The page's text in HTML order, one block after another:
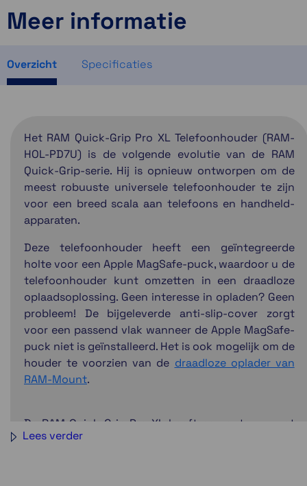
Meer informatie
Overzicht Specificaties
Het RAM Quick-Grip Pro XL Telefoonhouder (RAM-
HOL-PD7U) is de volgende evolutie van de RAM
Quick-Grip-serie. Hij is opnieuw ontworpen om de
meest robuuste universele telefoonhouder te zijn
voor een breed scala aan telefoons en handheld-
apparaten.
Deze telefoonhouder heeft een geïntegreerde
holte voor een Apple MagSafe-puck, waardoor u de
telefoonhouder kunt omzetten in een draadloze
oplaadsoplossing. Geen interesse in opladen? Geen
probleem! De bijgeleverde anti-slip-cover zorgt
voor een passend vlak wanneer de Apple MagSafe-
puck niet is geïnstalleerd. Het is ook mogelijk om de
houder te voorzien van de draadloze oplader van
RAM-Mount.
De RAM Quick-Grip Pro XL heeft een ontwerp met
veermechanisme dat gemakkelijke eenhandige
Lees verder